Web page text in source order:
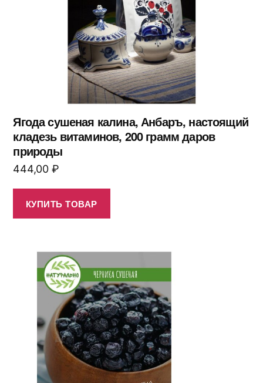
Ягода сушеная калина, Анбаръ, настоящий
кладезь витаминов, 200 грамм даров
природы
444,00 ₽
КУПИТЬ ТОВАР